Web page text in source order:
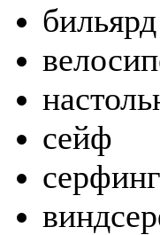
бильярд
сейф
серфинг